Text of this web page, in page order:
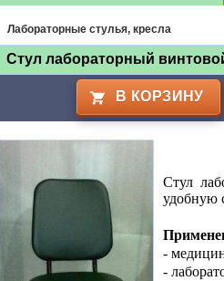
Лабораторные стулья, кресла
Стул лабораторный
В КОРЗИНУ
Стул
удобную
-
-